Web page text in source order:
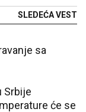
SLEDEĆA VEST
sa
Srbije
će se